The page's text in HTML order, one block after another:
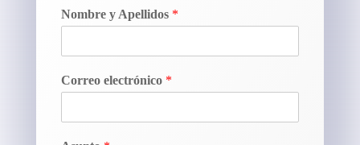
Nombre y Apellidos *
Correo electrónico *